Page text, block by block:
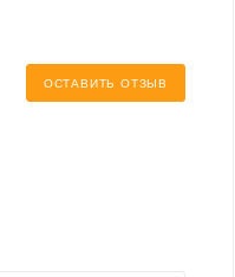
ОСТАВИТЬ ОТЗЫВ